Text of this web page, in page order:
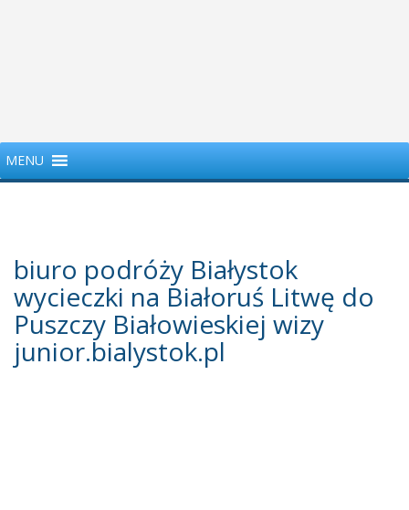
MENU
biuro podróży Białystok
wycieczki na Białoruś Litwę do
Puszczy Białowieskiej wizy
junior.bialystok.pl